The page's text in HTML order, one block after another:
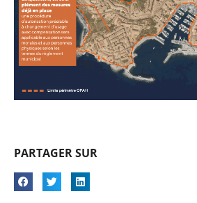
PARTAGER SUR